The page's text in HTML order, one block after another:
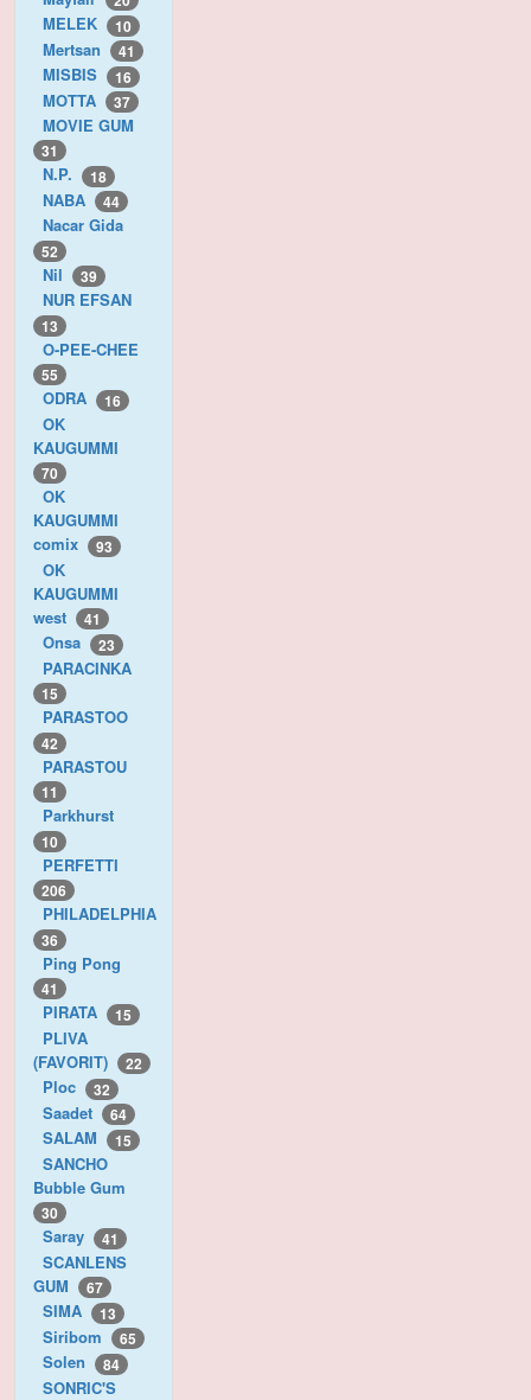
MELEK 10
Mertsan 41
MISBIS 16
MOTTA 37
MOVIE GUM
31
N.P. 18
NABA 44
Nacar Gida
52
Nil 39
NUR EFSAN
13
O-PEE-CHEE
55
ODRA 16
OK
KAUGUMMI
70
OK
KAUGUMMI
comix
93
OK
KAUGUMMI
west
41
Onsa 23
PARACINKA
15
PARASTOO
42
PARASTOU
11
Parkhurst
10
PERFETTI
206
PHILADELPHIA
36
Ping Pong
41
PIRATA 15
PLIVA
(FAVORIT)
22
Ploc 32
Saadet 64
SALAM 15
SANCHO
Bubble Gum
30
Saray 41
SCANLENS
GUM
67
SIMA 13
Siribom 65
Solen 84
SONRIC'S